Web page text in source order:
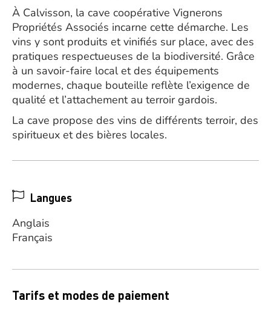
À Calvisson, la cave coopérative Vignerons
Propriétés Associés incarne cette démarche. Les
vins y sont produits et vinifiés sur place, avec des
pratiques respectueuses de la biodiversité. Grâce
à un savoir-faire local et des équipements
modernes, chaque bouteille reflète l’exigence de
qualité et l’attachement au terroir gardois.
La cave propose des vins de différents terroir, des
spiritueux et des bières locales.
Langues
Anglais
Français
Tarifs et modes de paiement